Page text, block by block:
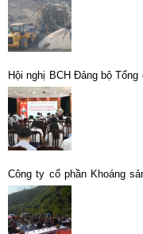
Hội nghị BCH Đảng bộ
Phát huy tinh thần “Kỷ luật
nhiệm vụ năm 2025
Công ty cổ phần Khoáng
Mỏ thiếc Tĩnh Túc